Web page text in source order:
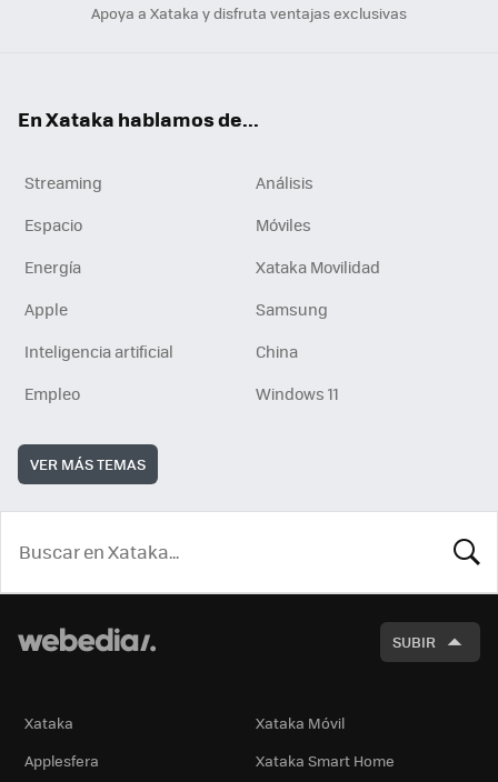
Apoya a Xataka y disfruta ventajas exclusivas
En Xataka hablamos de...
Streaming
Análisis
Espacio
Móviles
Energía
Xataka Movilidad
Apple
Samsung
Inteligencia artificial
China
Empleo
Windows 11
VER MÁS TEMAS
SUBIR
Xataka
Xataka Móvil
Applesfera
Xataka Smart Home